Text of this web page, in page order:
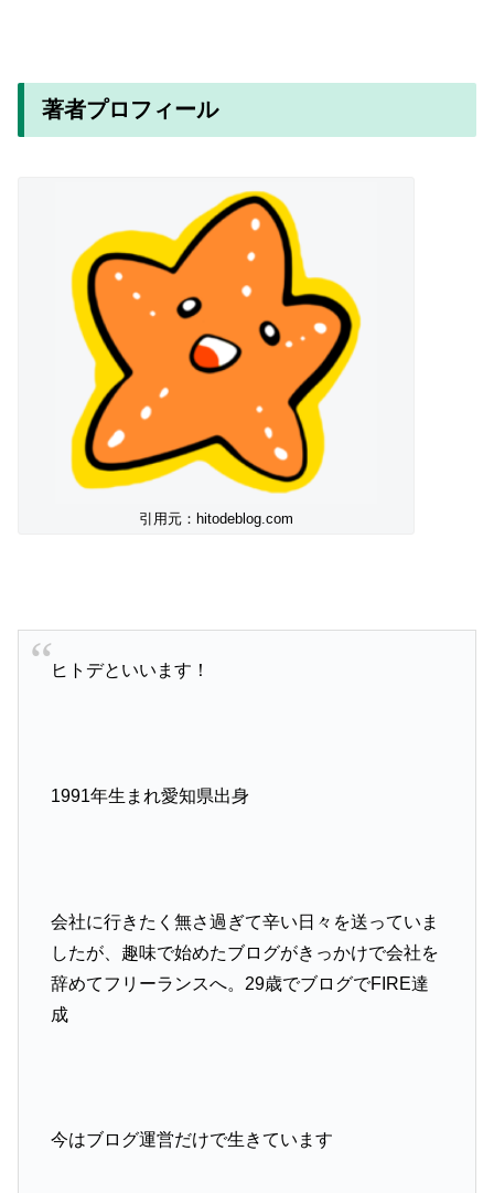
著者プロフィール
引用元：hitodeblog.com
ヒトデといいます！
1991年生まれ愛知県出身
会社に行きたく無さ過ぎて辛い日々を送っていま
したが、趣味で始めたブログがきっかけで会社を
辞めてフリーランスへ。29歳でブログでFIRE達
成
今はブログ運営だけで生きています